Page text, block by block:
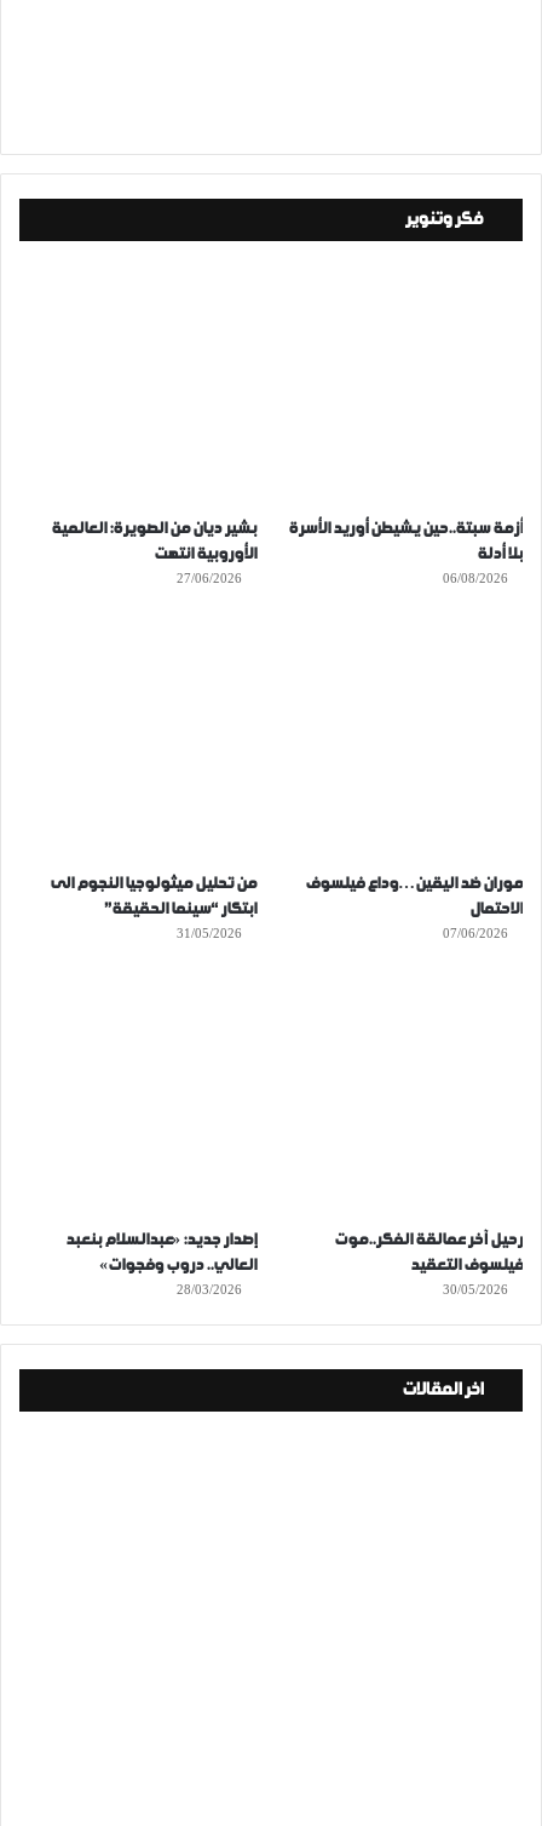
فكر وتنوير
أزمة سبتة..حين يشيطن أوريد الأسرة
بلا أدلة
06/08/2026
بشير ديان من الصويرة: العالمية
الأوروبية انتهت
27/06/2026
موران ضد اليقين…وداع فيلسوف
الاحتمال
07/06/2026
من تحليل ميثولوجيا النجوم الى
ابتكار “سينما الحقيقة”
31/05/2026
رحيل آخر عمالقة الفكر..موت
فيلسوف التعقيد
30/05/2026
إصدار جديد: «عبدالسلام بنعبد
العالي.. دروب وفجوات»
28/03/2026
اخر المقالات